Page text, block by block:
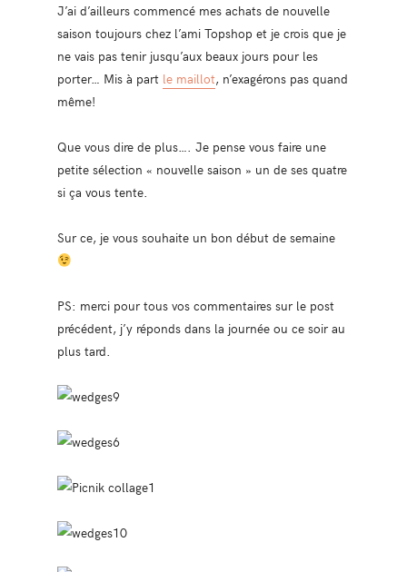
J’ai d’ailleurs commencé mes achats de nouvelle
saison toujours chez l’ami Topshop et je crois que je
ne vais pas tenir jusqu’aux beaux jours pour les
porter… Mis à part le maillot, n’exagérons pas quand
même!
Que vous dire de plus…. Je pense vous faire une
petite sélection « nouvelle saison » un de ses quatre
si ça vous tente.
Sur ce, je vous souhaite un bon début de semaine
PS: merci pour tous vos commentaires sur le post
précédent, j’y réponds dans la journée ou ce soir au
plus tard.